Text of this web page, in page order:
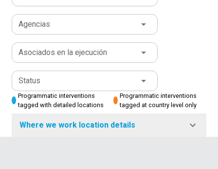
Agencias
Asociados en la ejecución
Status
Programmatic interventions
tagged with detailed locations
Programmatic interventions
tagged at country level only
Where we work location details